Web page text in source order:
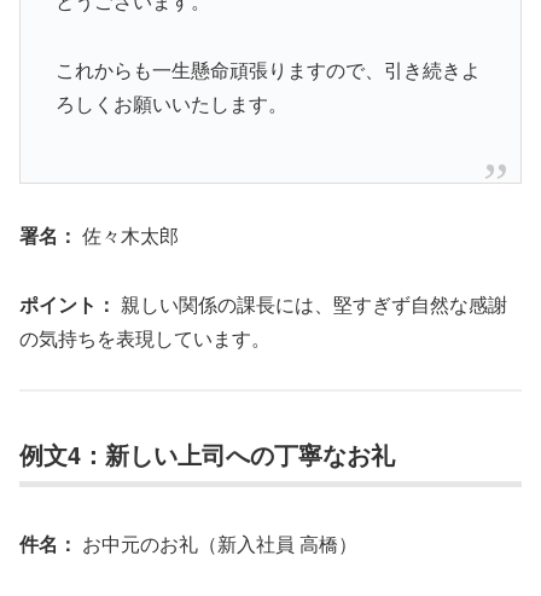
これからも一生懸命頑張りますので、引き続きよ
ろしくお願いいたします。
署名： 佐々木太郎
ポイント： 親しい関係の課長には、堅すぎず自然な感謝
の気持ちを表現しています。
例文4：新しい上司への丁寧なお礼
件名： お中元のお礼（新入社員 高橋）